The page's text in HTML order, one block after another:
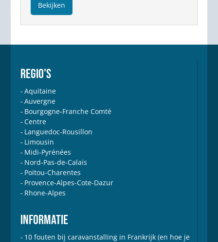
Bekijken
REGIO’S
Aquitaine
Auvergne
Bourgogne-Franche Comté
Centre
Languedoc-Rousillon
Limousin
Midi-Pyrénées
Nord-Pas-de-Calais
Poitou-Charentes
Provence-Alpes-Cote-Dazur
Rhone-Alpes
INFORMATIE
10 fouten bij caravanstalling in Frankrijk (en hoe je